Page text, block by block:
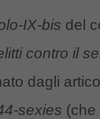
IX-bis del
contro il
dagli
sexies (che